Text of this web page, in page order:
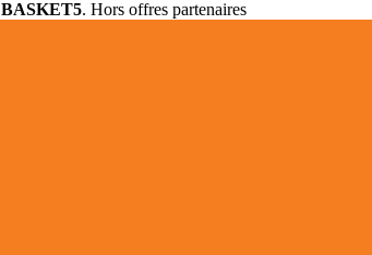
BASKET5. Hors offres partenaires